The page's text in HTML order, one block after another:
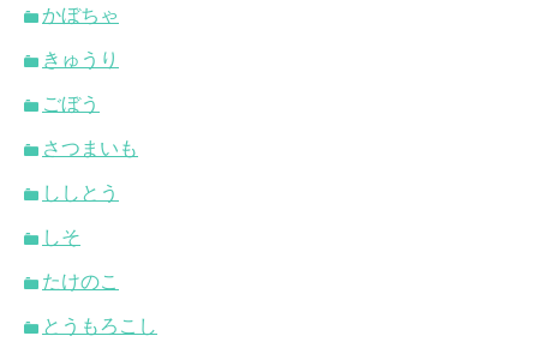
かぼちゃ
きゅうり
ごぼう
さつまいも
ししとう
しそ
たけのこ
とうもろこし